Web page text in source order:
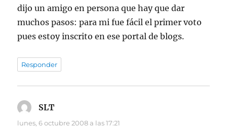
dijo un amigo en persona que hay que dar
muchos pasos: para mi fue fácil el primer voto
pues estoy inscrito en ese portal de blogs.
Responder
SLT
lunes, 6 octubre 2008 a las 17:21